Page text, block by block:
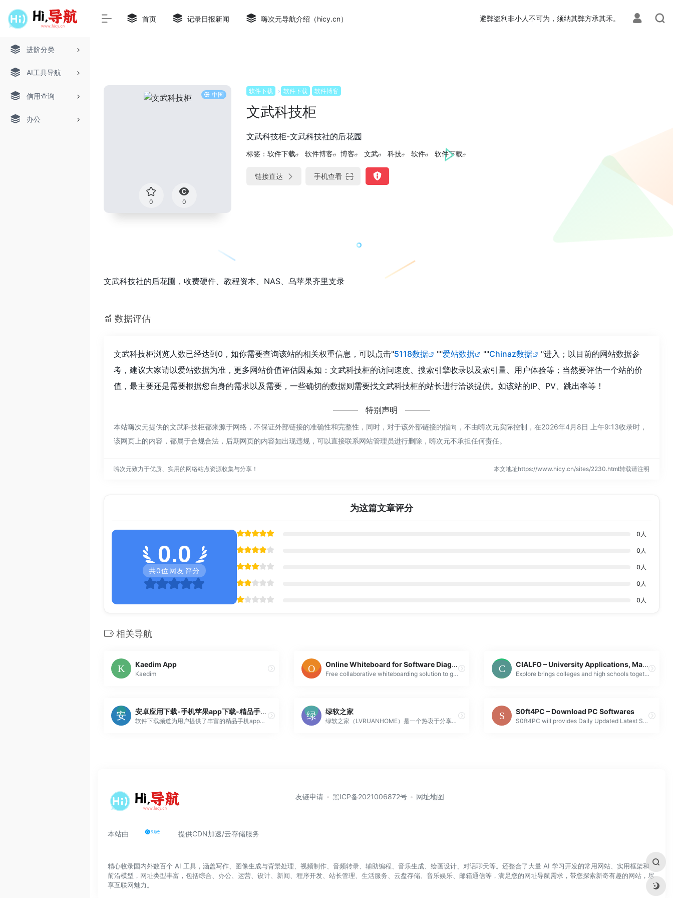
进阶分类
AI工具导航
信用查询
办公
首页 记录日报新闻 嗨次元导航介绍（hicy.cn） 避弊盗利非小人不可为，须纳其弊方承其禾。
中国
0 0
软件下载 软件下载 软件博客
文武科技柜
文武科技柜-文武科技社的后花园
标签： 软件下载 软件博客 博客 文武 科技 软件 软件下载
链接直达 手机查看
文武科技社的后花圃，收费硬件、教程资本、NAS、乌苹果齐里支录
数据评估
文武科技柜浏览人数已经达到0，如你需要查询该站的相关权重信息，可以点击"5118数据 ""爱站数据 ""Chinaz数据
"进入；以目前的网站数据参
考，建议大家请以爱站数据为准，更多网站价值评估因素如：文武科技柜的访问速度、搜索引擎收录以及索引量、用户体验等；当然要评估一个站的价
值，最主要还是需要根据您自身的需求以及需要，一些确切的数据则需要找文武科技柜的站长进行洽谈提供。如该站的IP、PV、跳出率等！
特别声明
本站嗨次元提供的文武科技柜都来源于网络，不保证外部链接的准确性和完整性，同时，对于该外部链接的指向，不由嗨次元实际控制，在2026年4月8日 上午9:13收录时，
该网页上的内容，都属于合规合法，后期网页的内容如出现违规，可以直接联系网站管理员进行删除，嗨次元不承担任何责任。
嗨次元致力于优质、实用的网络站点资源收集与分享！ 本文地址https://www.hicy.cn/sites/2230.html转载请注明
为这篇文章评分
0.0
共0位网友评分
0 人
0 人
0 人
0 人
0 人
相关导航
Kaedim App
Kaedim
Online Whiteboard for Software Diagramming – Sketchboard
Free collaborative whiteboarding solution to get things done on Sketchboard's infinite canvas. Improve your productivity by visualizing your work.
CIALFO – University Applications, Made Easy
Explore brings colleges and high schools together on one site to schedule visits, organize webinars, and run virtual fairs. Sign up now for free!
安卓应用下载-手机苹果app下载-精品手机软件大全-一听下载站
软件下载频道为用户提供了丰富的精品手机app免费下载，拥有海量安卓应用以及苹果软件免费下载资源，各类机型的手机app应有尽有，且实时同步官方最新版本，好用的手机软件尽在这里。
绿软之家
绿软之家（LVRUANHOME）是一个热衷于分享绿色便携软件和精品软件的社区论坛。探索最新的软件技术，解决问题，交流经验，尽在这里！加入我们，开启您的软件之旅！
S0ft4PC – Download PC Softwares
S0ft4PC will provides Daily Updated Latest Software and Portable Apps for free.
本站由 提供CDN加速/云存储服务
友链申请 黑ICP备2021006872号 网址地图
精心收录国内外数百个 AI 工具，涵盖写作、图像生成与背景处理、视频制作、音频转录、辅助编程、音乐生成、绘画设计、对话聊天等。还整合了大量 AI 学习开发的常用网站、实用框架和
前沿模型，网址类型丰富，包括综合、办公、运营、设计、新闻、程序开发、站长管理、生活服务、云盘存储、音乐娱乐、邮箱通信等，满足您的网址导航需求，带您探索新奇有趣的网站，尽
享互联网魅力。